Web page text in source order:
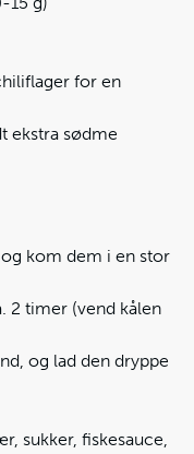
for en
ekstra sødme
kom dem i en stor
2 timer (vend kålen
og lad den dryppe
sukker, fiskesauce,